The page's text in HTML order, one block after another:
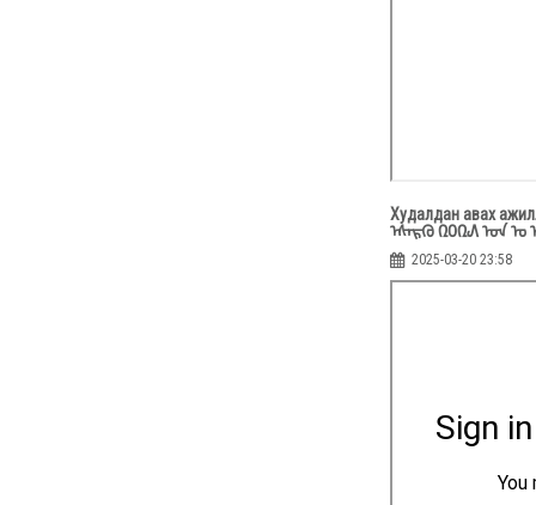
Худалдан авах
ᠡᠰᠡᠷᢉᠦ ᠒᠐᠒᠕ ᠣᠨ ᠤ᠋
2025-03-20 23:58